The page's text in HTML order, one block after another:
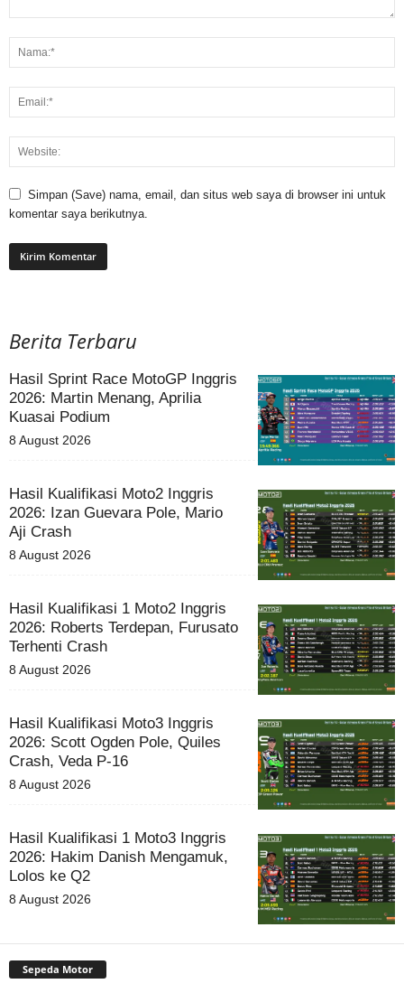
Simpan (Save) nama, email, dan situs web saya di browser ini untuk
komentar saya berikutnya.
Berita Terbaru
Hasil Sprint Race MotoGP Inggris
2026: Martin Menang, Aprilia
Kuasai Podium
8 August 2026
Hasil Kualifikasi Moto2 Inggris
2026: Izan Guevara Pole, Mario
Aji Crash
8 August 2026
Hasil Kualifikasi 1 Moto2 Inggris
2026: Roberts Terdepan, Furusato
Terhenti Crash
8 August 2026
Hasil Kualifikasi Moto3 Inggris
2026: Scott Ogden Pole, Quiles
Crash, Veda P-16
8 August 2026
Hasil Kualifikasi 1 Moto3 Inggris
2026: Hakim Danish Mengamuk,
Lolos ke Q2
8 August 2026
Sepeda Motor